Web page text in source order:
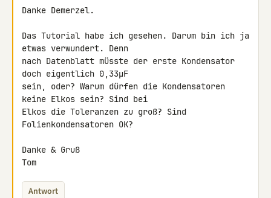
Danke Demerzel.
Das Tutorial habe ich gesehen. Darum bin ich ja
etwas verwundert. Denn
nach Datenblatt müsste der erste Kondensator
doch eigentlich 0,33µF
sein, oder? Warum dürfen die Kondensatoren
keine Elkos sein? Sind bei
Elkos die Toleranzen zu groß? Sind
Folienkondensatoren OK?
Danke & Gruß
Tom
Antwort